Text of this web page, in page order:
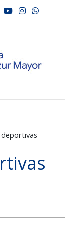
twitter
youtube